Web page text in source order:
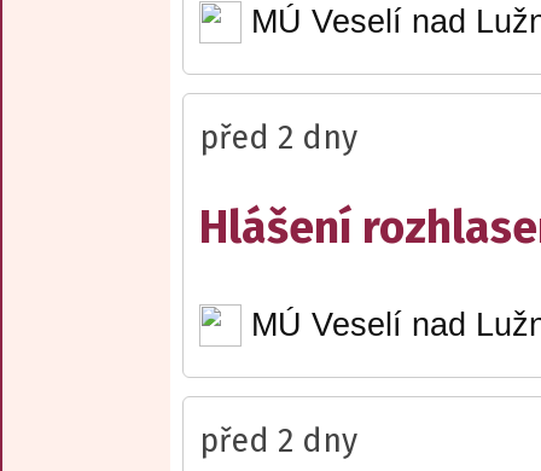
MÚ Veselí nad
před 2 dny
Hlášení
MÚ Veselí nad
před 2 dny